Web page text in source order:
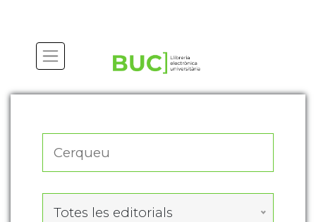
Totes les editorials